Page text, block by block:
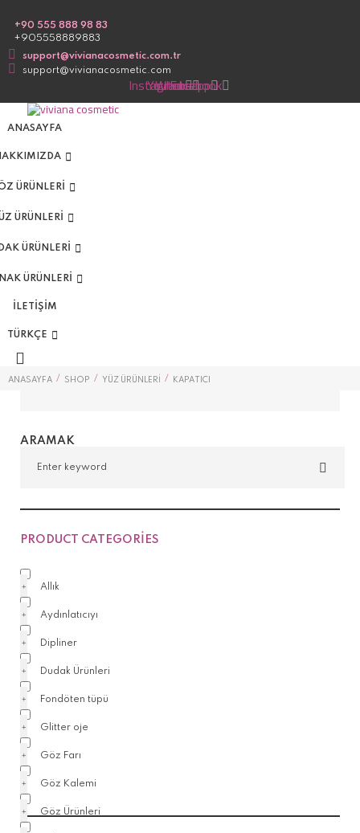
content
+90 555 888 98 83
+905558889883
support@vivianacosmetic.com.tr
support@vivianacosmetic.com
Instagram
Youtube
Whatsapp
Facebook
ANASAYFA
ÜRÜNLERİ
ÜRÜNLERİ
ÜRÜNLERİ
ÜRÜNLERİ
İLETIŞIM
TÜRKÇE
ANASAYFA / SHOP / YÜZ ÜRÜNLERI / KAPATICI
KAPATICI
ARAMAK
PRODUCT CATEGORIES
Allık
Aydınlatıcıyı
Dipliner
Dudak Ürünleri
Fondöten tüpü
Glitter oje
Göz Farı
Göz Kalemi
Göz Ürünleri